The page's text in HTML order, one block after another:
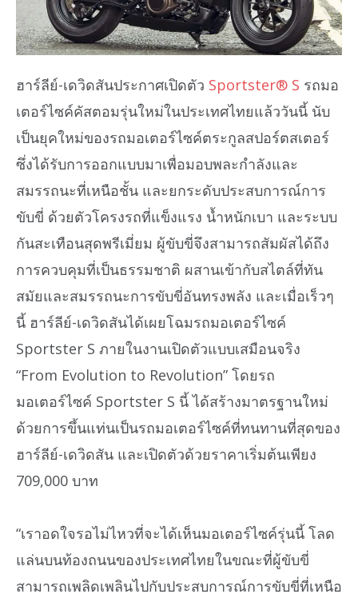
ฮาร์ลีย์-เดวิดสันประกาศเปิดตัว Sportster® S รถมอ
เตอร์ไซค์คัสตอมรุ่นใหม่ในประเทศไทยแล้ววันนี้ นับ
เป็นยุคใหม่ของรถมอเตอร์ไซค์ตระกูลสปอร์ตสเตอร์
ซึ่งได้รับการออกแบบมาเพื่อมอบพละกำลังและ
สมรรถนะที่เหนือชั้น และยกระดับประสบการณ์การ
ขับขี่ ด้วยตัวโครงรถที่แข็งแรง น้ำหนักเบา และระบบ
กันสะเทือนสุดพรีเมี่ยม ผู้ขับขี่จึงสามารถสัมผัสได้ถึง
การควบคุมที่เป็นธรรมชาติ ผสานเข้ากับสไตล์ที่ทัน
สมัยและสมรรถนะการขับขี่อันทรงพลัง และเมื่อเร็วๆ
นี้ ฮาร์ลีย์-เดวิดสันได้เผยโฉมรถมอเตอร์ไซค์
Sportster S ภายในงานเปิดตัวแบบเสมือนจริง
“From Evolution to Revolution” โดยรถ
มอเตอร์ไซค์ Sportster S นี้ ได้สร้างมาตรฐานใหม่
ด้วยการขึ้นแท่นเป็นรถมอเตอร์ไซค์ที่ทนทานที่สุดของ
ฮาร์ลีย์-เดวิดสัน และเปิดตัวด้วยราคาเริ่มต้นเพียง
709,000 บาท
“เราอดใจรอไม่ไหวที่จะได้เห็นมอเตอร์ไซค์รุ่นนี้ โลด
แล่นบนท้องถนนของประเทศไทยในขณะที่ผู้ขับขี่
สามารถเพลิดเพลินไปกับประสบการณ์การขับขี่ที่เหนือ